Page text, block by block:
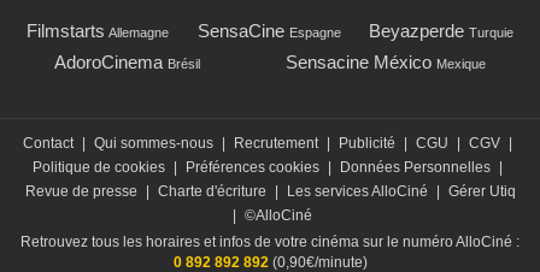
Filmstarts Allemagne SensaCine Espagne Beyazperde Turquie
AdoroCinema Brésil Sensacine México Mexique
Contact | Qui sommes-nous | Recrutement | Publicité | CGU | CGV |
Politique de cookies | Préférences cookies | Données Personnelles |
Revue de presse
| Charte d'écriture | Les services AlloCiné | Gérer Utiq
| ©AlloCiné
Retrouvez tous les horaires et infos de votre cinéma sur le numéro AlloCiné :
0 892 892 892 (0,90€/minute)